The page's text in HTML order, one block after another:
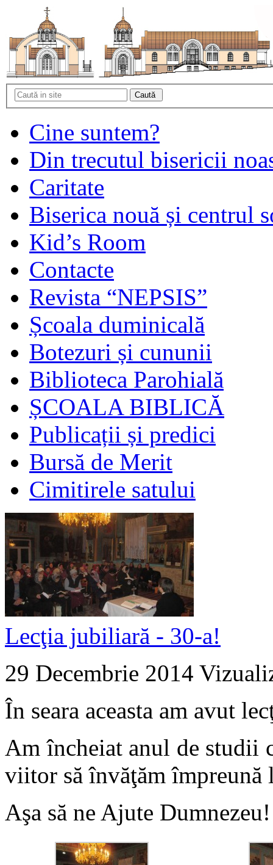
Cine suntem?
Din trecutul bisericii
Caritate
Biserica nouă și centrul
Kid’s Room
Contacte
Revista “NEPSIS”
Școala duminicală
Botezuri și cununii
Biblioteca Parohială
ȘCOALA BIBLICĂ
Publicații și predici
Bursă de Merit
Cimitirele satului
Lecţia jubiliară - 30-a!
29 Decembrie 2014
În seara aceasta am avut
Am încheiat anul de studii
viitor să învăţăm
Aşa să ne Ajute Dumnezeu!